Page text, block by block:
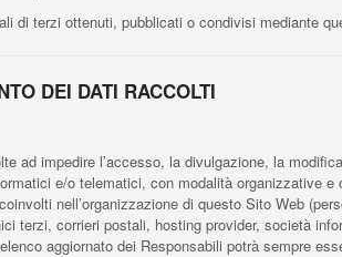
di terzi ottenuti, pubblicati o condivisi mediante
DEI DATI RACCOLTI
ad impedire l’accesso, la divulgazione, la
e/o telematici, con modalità organizzative
nell’organizzazione di questo Sito Web
terzi, corrieri postali, hosting provider, società
aggiornato dei Responsabili potrà sempre